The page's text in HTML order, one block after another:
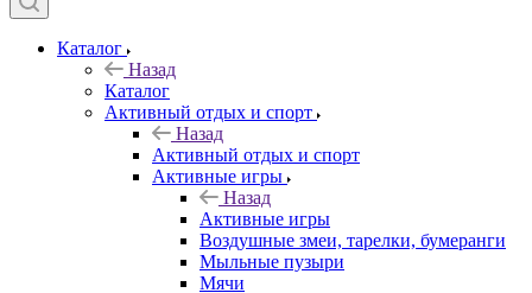
Каталог
Назад
Каталог
Активный отдых и спорт
Назад
Активный отдых и спорт
Активные игры
Назад
Активные игры
Воздушные змеи, тарелки, бумеранги
Мыльные пузыри
Мячи